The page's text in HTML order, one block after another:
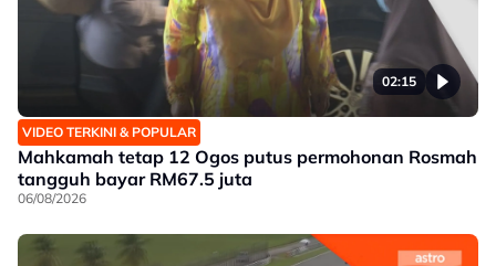
02:15
VIDEO TERKINI & POPULAR
Mahkamah tetap 12 Ogos putus permohonan Rosmah
tangguh bayar RM67.5 juta
06/08/2026